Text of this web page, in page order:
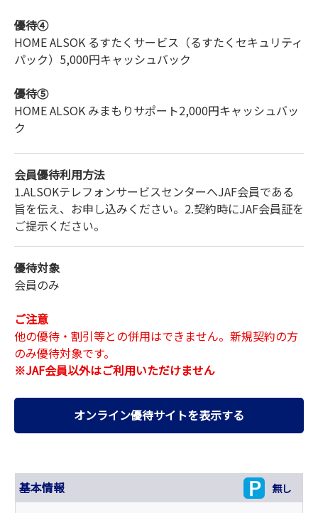
優待④
HOME ALSOK るすたくサービス（るすたくセキュリティ
パック） 5,000円キャッシュバック
優待⑤
HOME ALSOK みまもりサポート2,000円キャッシュバッ
ク
会員優待利用方法
1.ALSOKテレフォンサービスセンターへJAF会員である
旨を伝え、お申し込みください。2.契約時にJAF会員証を
ご提示ください。
優待対象
会員のみ
ご注意
他の優待・割引等との併用はできません。新規契約の方
のみ優待対象です。
※JAF会員以外はご利用いただけません
オンライン優待サイトを表示する
基本情報 無し